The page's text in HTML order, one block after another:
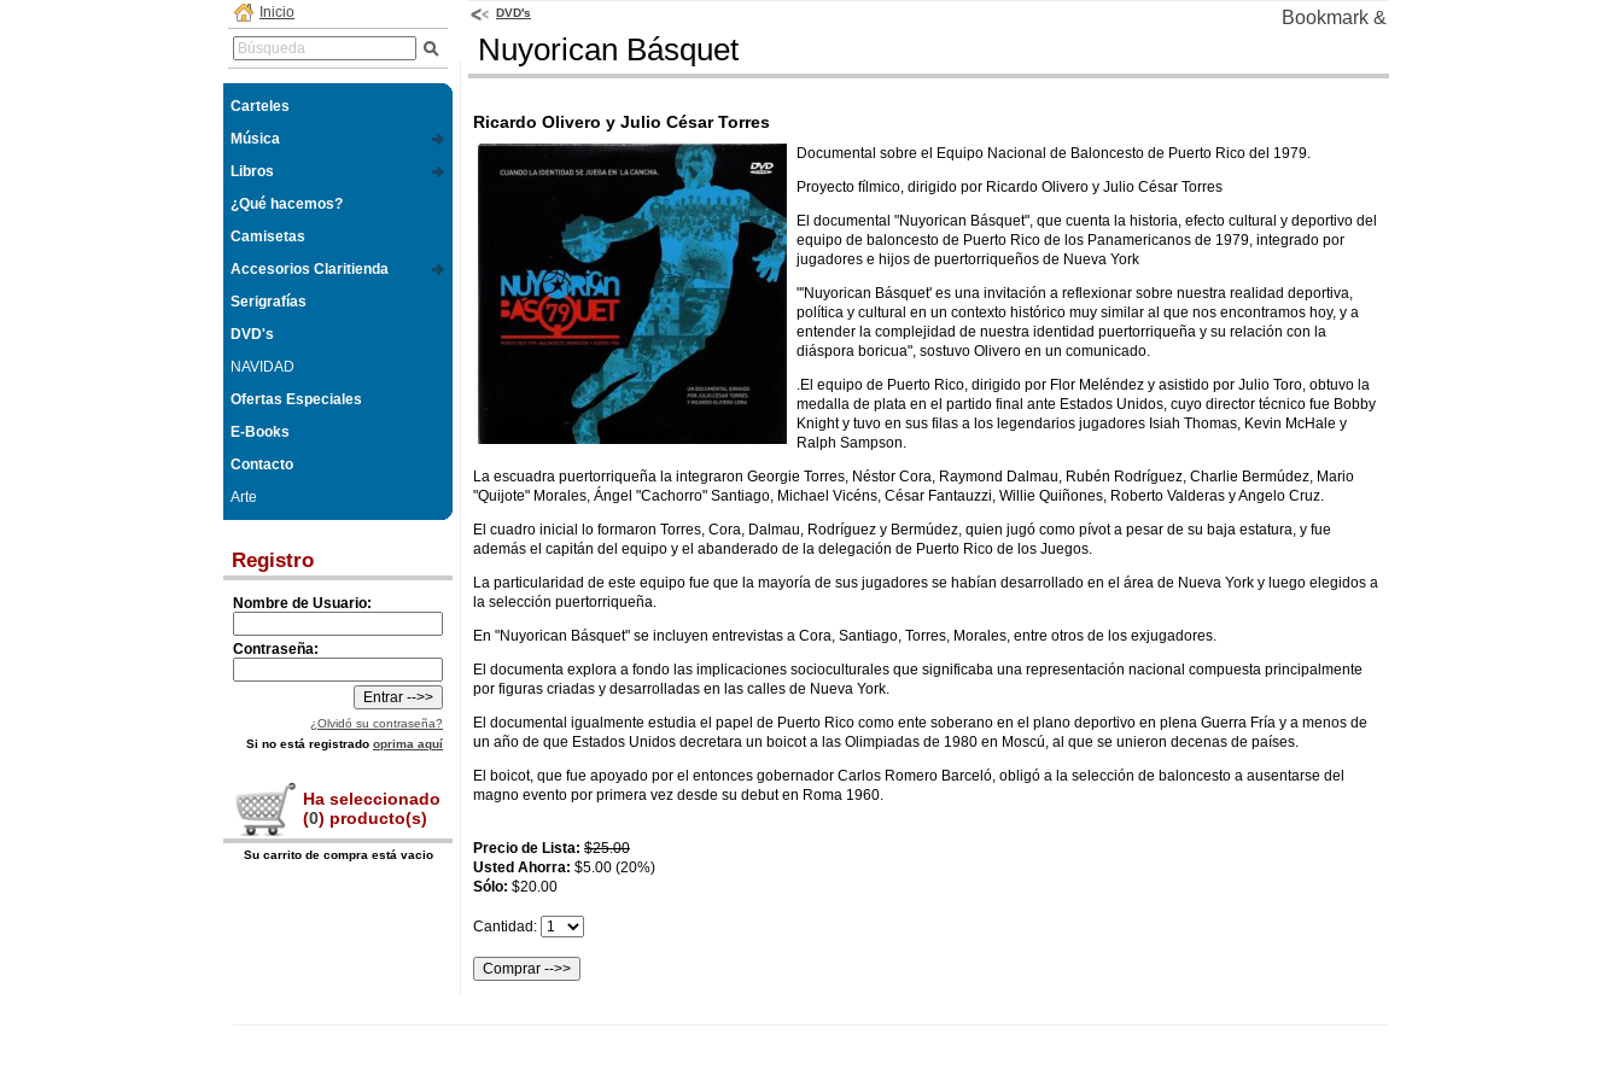
Inicio
Carteles
Música
Libros
¿Qué hacemos?
Camisetas
Accesorios Claritienda
Serigrafías
DVD's
NAVIDAD
Ofertas Especiales
E-Books
Contacto
Arte
Registro
Nombre de Usuario:
Contraseña:
¿Olvidó su contraseña?
Si no está registrado oprima aquí
Ha seleccionado
(0) producto(s)
Su carrito de compra está vacio
DVD's
Nuyorican Básquet
Ricardo Olivero y Julio César Torres
Documental sobre el Equipo Nacional de Baloncesto de Puerto Rico del 1979.
Proyecto fílmico, dirigido por Ricardo Olivero y Julio César Torres
El documental "Nuyorican Básquet", que cuenta la historia, efecto cultural y deportivo del
equipo de baloncesto de Puerto Rico de los Panamericanos de 1979, integrado por
jugadores e hijos de puertorriqueños de Nueva York
"'Nuyorican Básquet' es una invitación a reflexionar sobre nuestra realidad deportiva,
política y cultural en un contexto histórico muy similar al que nos encontramos hoy, y a
entender la complejidad de nuestra identidad puertorriqueña y su relación con la
diáspora boricua", sostuvo Olivero en un comunicado.
.El equipo de Puerto Rico, dirigido por Flor Meléndez y asistido por Julio Toro, obtuvo la
medalla de plata en el partido final ante Estados Unidos, cuyo director técnico fue Bobby
Knight y tuvo en sus filas a los legendarios jugadores Isiah Thomas, Kevin McHale y
Ralph Sampson.
La escuadra puertorriqueña la integraron Georgie Torres, Néstor Cora, Raymond Dalmau, Rubén Rodríguez, Charlie Bermúdez, Mario
"Quijote" Morales, Ángel "Cachorro" Santiago, Michael Vicéns, César Fantauzzi, Willie Quiñones, Roberto Valderas y Angelo Cruz.
El cuadro inicial lo formaron Torres, Cora, Dalmau, Rodríguez y Bermúdez, quien jugó como pívot a pesar de su baja estatura, y fue
además el capitán del equipo y el abanderado de la delegación de Puerto Rico de los Juegos.
La particularidad de este equipo fue que la mayoría de sus jugadores se habían desarrollado en el área de Nueva York y luego elegidos a
la selección puertorriqueña.
En "Nuyorican Básquet" se incluyen entrevistas a Cora, Santiago, Torres, Morales, entre otros de los exjugadores.
El documenta explora a fondo las implicaciones socioculturales que significaba una representación nacional compuesta principalmente
por figuras criadas y desarrolladas en las calles de Nueva York.
El documental igualmente estudia el papel de Puerto Rico como ente soberano en el plano deportivo en plena Guerra Fría y a menos de
un año de que Estados Unidos decretara un boicot a las Olimpiadas de 1980 en Moscú, al que se unieron decenas de países.
El boicot, que fue apoyado por el entonces gobernador Carlos Romero Barceló, obligó a la selección de baloncesto a ausentarse del
magno evento por primera vez desde su debut en Roma 1960.
Precio de Lista: $25.00
Usted Ahorra: $5.00 (20%)
Sólo: $20.00
Cantidad: